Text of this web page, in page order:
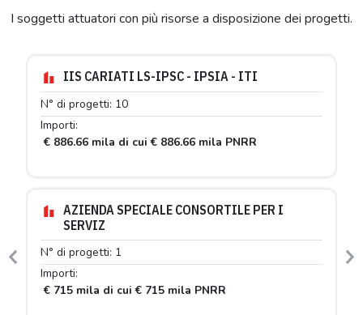
I soggetti attuatori con più risorse a disposizione dei progetti.
IIS CARIATI LS-IPSC - IPSIA - ITI
N° di progetti: 10
Importi:
€ 886.66 mila di cui € 886.66 mila PNRR
AZIENDA SPECIALE CONSORTILE PER I
SERVIZ
N° di progetti: 1
Importi:
€ 715 mila di cui € 715 mila PNRR
Previous